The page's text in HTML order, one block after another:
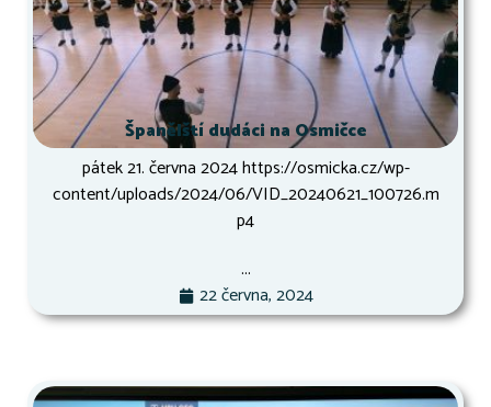
Španělští dudáci na Osmičce
pátek 21. června 2024 https://osmicka.cz/wp-
content/uploads/2024/06/VID_20240621_100726.m
p4
...
22 června, 2024